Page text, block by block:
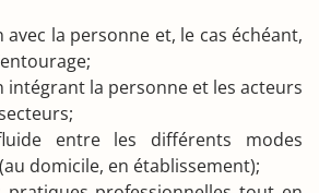
la personne et, le cas échéant,
intégrant la personne et les acteurs
entre les différents modes
domicile, en établissement);